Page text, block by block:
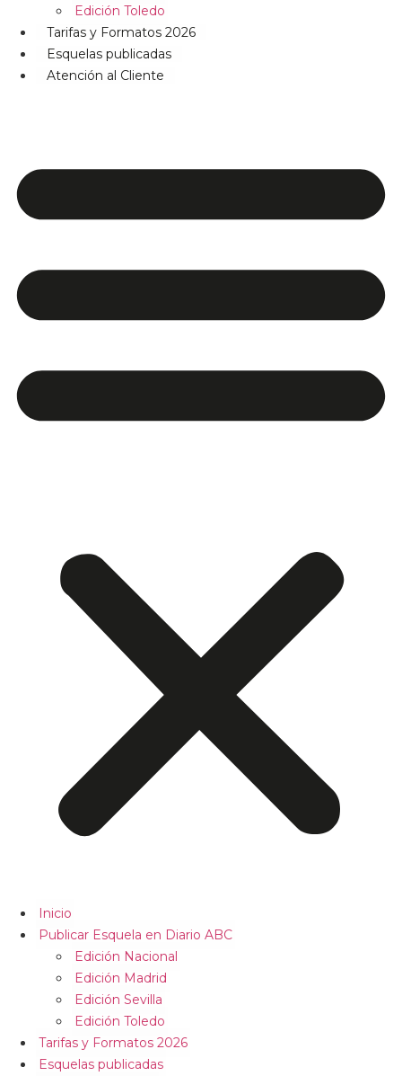
Edición Toledo
Tarifas y Formatos 2026
Esquelas publicadas
Atención al Cliente
Inicio
Publicar Esquela en Diario ABC
Edición Nacional
Edición Madrid
Edición Sevilla
Edición Toledo
Tarifas y Formatos 2026
Esquelas publicadas